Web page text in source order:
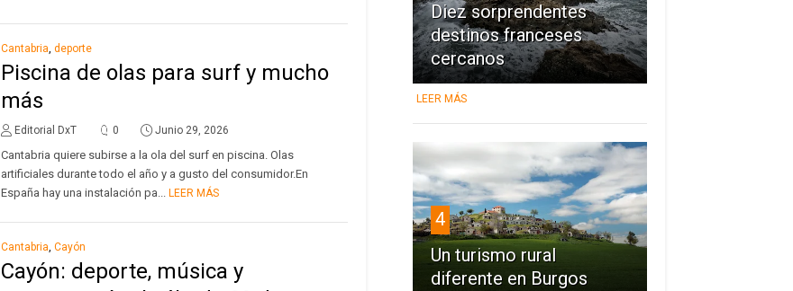
Cantabria, deporte
Piscina de olas para surf y mucho
más
Editorial DxT 0 Junio 29, 2026
Cantabria quiere subirse a la ola del surf en piscina. Olas
artificiales durante todo el año y a gusto del consumidor.En
España hay una instalación pa... LEER MÁS
Cantabria, Cayón
Cayón: deporte, música y
Diez sorprendentes
destinos franceses
cercanos
LEER MÁS
4
Un turismo rural
diferente en Burgos